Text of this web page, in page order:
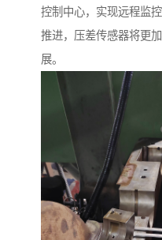
控制中心，实现远程监
推进，压差传感器将更
展。